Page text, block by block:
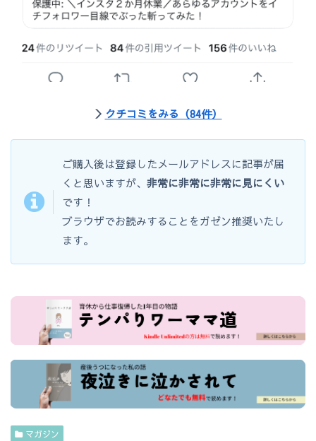
＞ クチコミをみる（84件）
ご購入後は登録したメールアドレスに記事が届
くと思いますが、 非常に非常に非常に見にくい
です！
ブラウザでお読みすることをガゼン推奨いたし
ます。
マガジン